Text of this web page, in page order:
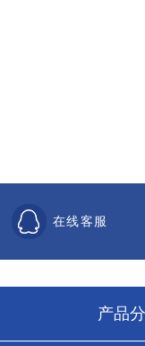
在线客服
产品